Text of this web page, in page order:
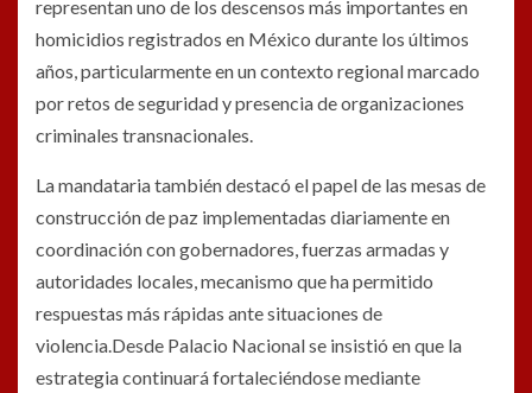
representan uno de los descensos más importantes en
homicidios registrados en México durante los últimos
años, particularmente en un contexto regional marcado
por retos de seguridad y presencia de organizaciones
criminales transnacionales.
La mandataria también destacó el papel de las mesas de
construcción de paz implementadas diariamente en
coordinación con gobernadores, fuerzas armadas y
autoridades locales, mecanismo que ha permitido
respuestas más rápidas ante situaciones de
violencia.Desde Palacio Nacional se insistió en que la
estrategia continuará fortaleciéndose mediante